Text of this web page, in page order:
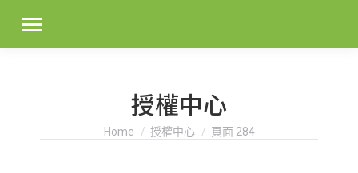
授權中心
You are here:
Home 授權中心 頁面 284